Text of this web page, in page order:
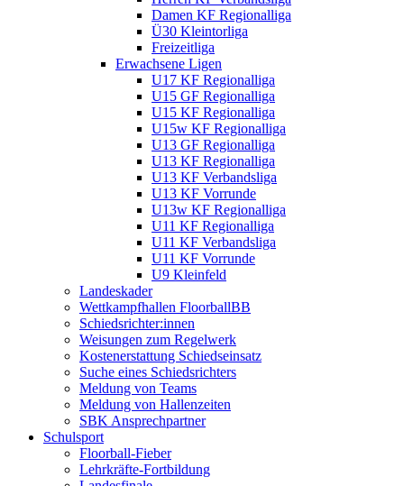
Damen KF Regionalliga
Ü30 Kleintorliga
Freizeitliga
Erwachsene Ligen
U17 KF Regionalliga
U15 GF Regionalliga
U15 KF Regionalliga
U15w KF Regionalliga
U13 GF Regionalliga
U13 KF Regionalliga
U13 KF Verbandsliga
U13 KF Vorrunde
U13w KF Regionalliga
U11 KF Regionalliga
U11 KF Verbandsliga
U11 KF Vorrunde
U9 Kleinfeld
Landeskader
Wettkampfhallen FloorballBB
Schiedsrichter:innen
Weisungen zum Regelwerk
Kostenerstattung Schiedseinsatz
Suche eines Schiedsrichters
Meldung von Teams
Meldung von Hallenzeiten
SBK Ansprechpartner
Schulsport
Floorball-Fieber
Lehrkräfte-Fortbildung